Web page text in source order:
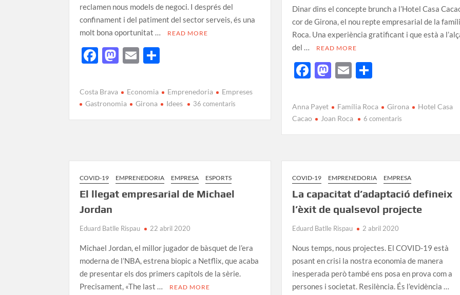
reclamen nous models de negoci. I després del
confinament i del patiment del sector serveis, és una
molt bona oportunitat …
READ MORE
F
e
b
o
M
to
d
o
E
ail m
p
ar
Costa Brava Economia Emprenedoria
Empreses
Gastronomia
Girona Idees 36 comentaris
Dinar dins el concepte brunch a l’Hotel Casa
cor de Girona, el nou repte empresarial de la
Roca. Una experiència gratificant i que està a
del …
READ MORE
F
e
b
o
M
to
d
o
E
ail
C
m
p
ar
Anna Payet Família Roca Girona
Hotel Casa
Cacao
Joan Roca 6 comentaris
COVID-19 EMPRENEDORIA EMPRESA ESPORTS
El llegat empresarial de Michael
Jordan
Eduard Batlle Rispau 22 abril 2020
Michael Jordan, el millor jugador de bàsquet de l’era
moderna de l’NBA, estrena biopic a Netflix, que acaba
de presentar els dos primers capítols de la sèrie.
Precisament, «The last …
READ MORE
COVID-19 EMPRENEDORIA EMPRESA
La capacitat d’adaptació defineix
l’èxit de qualsevol projecte
Eduard Batlle Rispau 2 abril 2020
Nous temps, nous projectes. El COVID-19 està
posant en crisi la nostra economia de manera
inesperada però també ens posa en prova com a
persones i societat. Resilència. És l’evidència …